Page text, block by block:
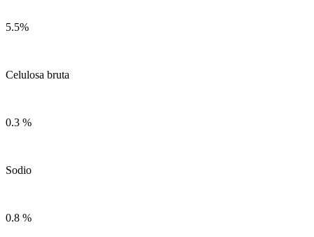
5.5%
Celulosa bruta
0.3 %
Sodio
0.8 %